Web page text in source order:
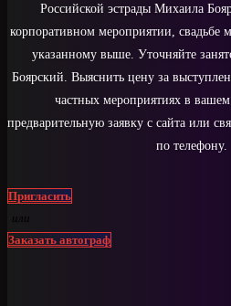
Российской эстрады Михаила
корпоративном мероприятии, свадьбе
указанному выше. Уточняйте
Боярский. Выяснить цену за
частных мероприятиях в
предварительную заявку с сайта или
по телефону.
Пригласить
или
Заказать автограф